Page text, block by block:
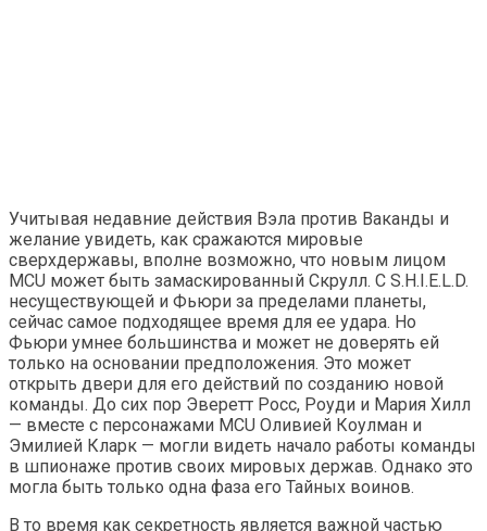
Учитывая недавние действия Вэла против Ваканды и
желание увидеть, как сражаются мировые
сверхдержавы, вполне возможно, что новым лицом
MCU может быть замаскированный Скрулл. С S.H.I.E.L.D.
несуществующей и Фьюри за пределами планеты,
сейчас самое подходящее время для ее удара. Но
Фьюри умнее большинства и может не доверять ей
только на основании предположения. Это может
открыть двери для его действий по созданию новой
команды. До сих пор Эверетт Росс, Роуди и Мария Хилл
— вместе с персонажами MCU Оливией Коулман и
Эмилией Кларк — могли видеть начало работы команды
в шпионаже против своих мировых держав. Однако это
могла быть только одна фаза его Тайных воинов.
В то время как секретность является важной частью